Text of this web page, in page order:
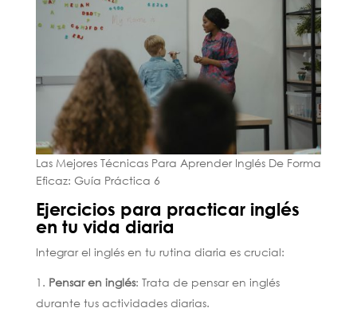
Las Mejores Técnicas Para Aprender Inglés De Forma
Eficaz: Guía Práctica 6
Ejercicios para practicar inglés
en tu vida diaria
Integrar el inglés en tu rutina diaria es crucial:
Pensar en inglés: Trata de pensar en inglés
durante tus actividades diarias.